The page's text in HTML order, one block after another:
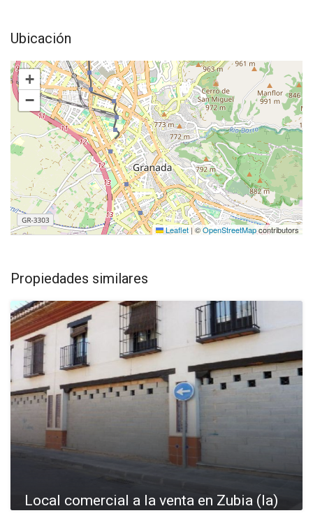
Ubicación
+
−
Leaflet|©OpenStreetMapcontributors
Propiedades similares
Local comercial a la venta en Zubia (la)